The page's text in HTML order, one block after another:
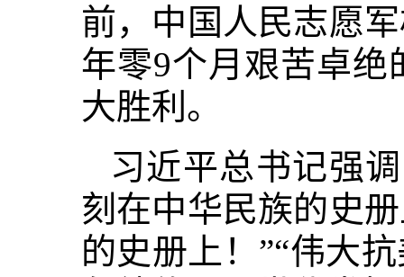
前，中国人民志愿
年零9个月艰苦卓
大胜利。
习近平总书记强
刻在中华民族的史
的史册上！”“伟大